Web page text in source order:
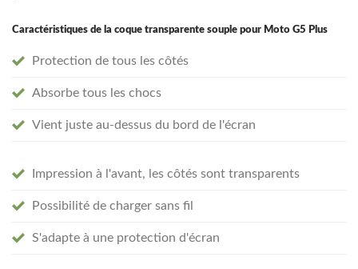
Caractéristiques de la coque transparente souple pour Moto G5 Plus
Protection de tous les côtés
Absorbe tous les chocs
Vient juste au-dessus du bord de l'écran
Impression à l'avant, les côtés sont transparents
Possibilité de charger sans fil
S'adapte à une protection d'écran